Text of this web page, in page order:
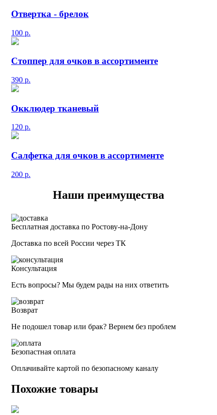
Отвертка - брелок
100 р.
Стоппер для очков в ассортименте
390 р.
Окклюдер тканевый
120 р.
Салфетка для очков в ассортименте
200 р.
Наши преимущества
Бесплатная доставка по Ростову-на-Дону
Доставка по всей России через ТК
Консультация
Есть вопросы? Мы будем рады на них ответить
Возврат
Не подошел товар или брак? Вернем без проблем
Безопастная оплата
Оплачивайте картой по безопасному каналу
Похожие товары